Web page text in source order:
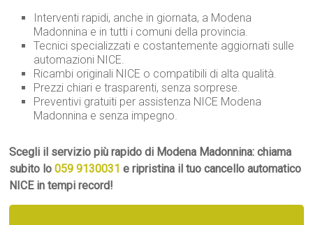
Interventi rapidi, anche in giornata, a Modena
Madonnina e in tutti i comuni della provincia.
Tecnici specializzati e costantemente aggiornati sulle
automazioni NICE.
Ricambi originali NICE o compatibili di alta qualità.
Prezzi chiari e trasparenti, senza sorprese.
Preventivi gratuiti per assistenza NICE Modena
Madonnina e senza impegno.
Scegli il servizio più rapido di Modena Madonnina: chiama
subito lo 059 9130031 e ripristina il tuo cancello automatico
NICE in tempi record!